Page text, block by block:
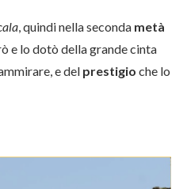
, quindi nella seconda metà
e lo dotò della grande cinta
e del prestigio che lo